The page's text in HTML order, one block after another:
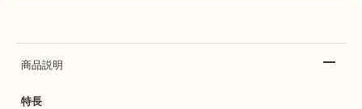
商品説明
特長